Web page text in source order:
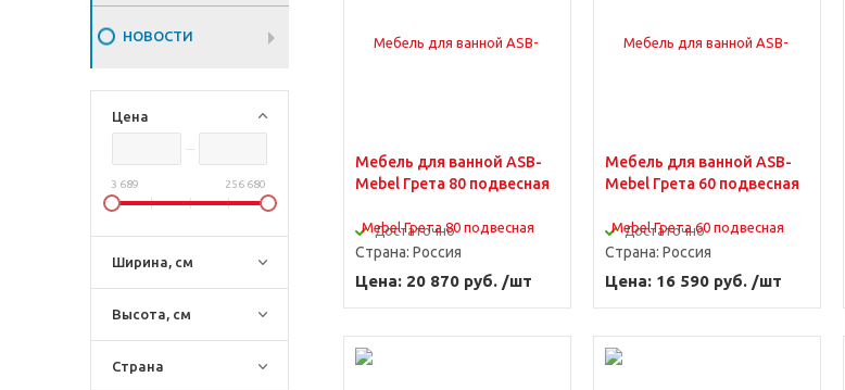
НОВОСТИ
Цена
3 689 256 680
Ширина, см
Высота, см
Страна
Мебель для ванной ASB-
Mebel Грета 80 подвесная
Достаточно
Страна: Россия
Цена: 20 870 руб. /шт
Мебель для ванной ASB-
Mebel Грета 60 подвесная
Достаточно
Страна: Россия
Цена: 16 590 руб. /шт